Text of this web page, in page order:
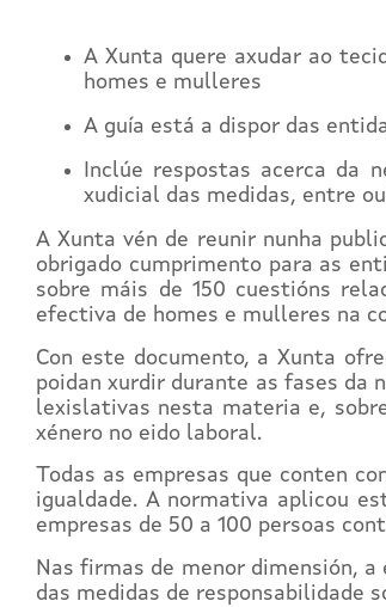
A Xunta quere axudar ao
homes e mulleres
A guía está a dispor das
Inclúe respostas acerca da
xudicial das medidas, entre
A Xunta vén de reunir nunha
obrigado cumprimento para as
sobre máis de 150 cuestións
efectiva de homes e mulleres na
Con este documento, a Xunta
poidan xurdir durante as fases da
lexislativas nesta materia e,
xénero no eido laboral.
Todas as empresas que conten
igualdade. A normativa aplicou
empresas de 50 a 100 persoas
Nas firmas de menor dimensión,
das medidas de responsabilidade